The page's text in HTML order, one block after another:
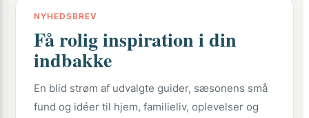
NYHEDSBREV
Få rolig inspiration i din
indbakke
En blid strøm af udvalgte guider, sæsonens små
fund og idéer til hjem, familieliv, oplevelser og